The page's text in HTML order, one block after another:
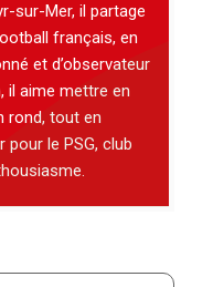
sur-Mer, il partage
français, en
et d’observateur
il aime mettre en
rond, tout en
le PSG, club